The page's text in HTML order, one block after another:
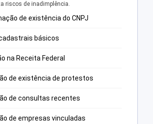
riscos de inadimplência.
de existência do CNPJ
básicos
na Receita Federal
de existência de protestos
de consultas recentes
de empresas vinculadas